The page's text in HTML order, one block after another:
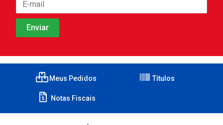
Meus Pedidos Títulos
Notas Fiscais